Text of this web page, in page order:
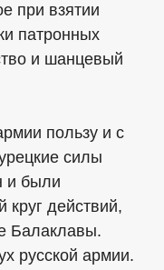
при взятии
патронных
и шанцевый
пользу и с
силы
и были
круг действий,
Балаклавы.
русской армии.